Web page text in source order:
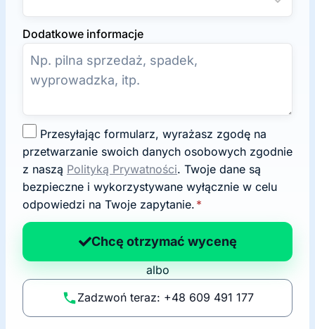
Dodatkowe informacje
g
o
d
a
n
p
li
t
przetwarzanie swoich danych osobowych zgodnie
z naszą Polityką Prywatności. Twoje dane są
bezpieczne i wykorzystywane wyłącznie w celu
odpowiedzi na Twoje zapytanie. *
Chcę otrzymać wycenę
albo
Zadzwoń teraz: +48 609 491 177